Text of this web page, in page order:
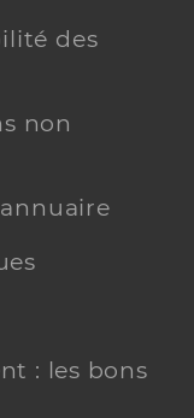
des
non
: les bons